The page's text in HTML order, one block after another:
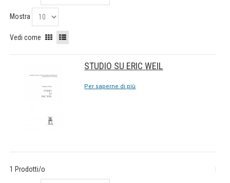
Mostra
Vedi come
STUDIO SU ERIC WEIL
Per saperne di più
1 Prodotti/o